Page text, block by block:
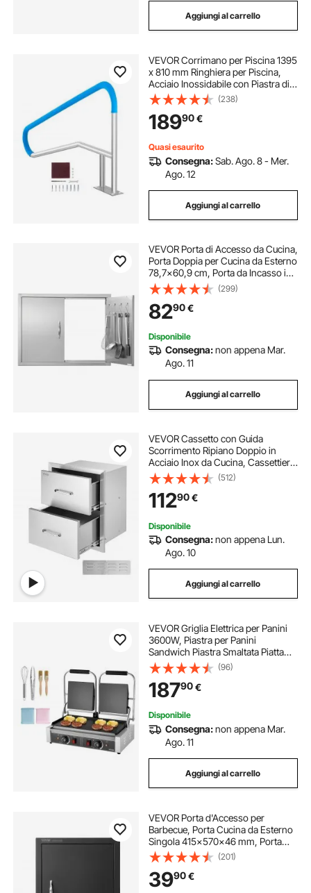
Aggiungi al carrello
VEVOR Corrimano per Piscina 1395
x 810 mm Ringhiera per Piscina,
Acciaio Inossidabile con Piastra di
Base per Piscine Interne Esterne,
Ringhiera di Sicurezza per Piscina
per Ponti, Copertura Maniglia
(238)
18990€
Quasi esaurito
Consegna:Sab. Ago. 8 - Mer.
Ago. 12
Aggiungi al carrello
VEVOR Porta di Accesso da Cucina,
Porta Doppia per Cucina da Esterno
78,7x60,9 cm, Porta da Incasso in
Acciaio Inox con Maniglie e Ganci,
per Isola BBQ, Stazione per Grigliate
(299)
8290€
Disponibile
Consegna:non appena Mar.
Ago. 11
Aggiungi al carrello
VEVOR Cassetto con Guida
Scorrimento Ripiano Doppio in
Acciaio Inox da Cucina, Cassettiera
per Isola di Cucina BBQ Cucina
Esterna Cassetto Doppio con Guide
Scorrimento in Acciaio Inox Altezza
52,4cm
(512)
11290€
Disponibile
Consegna:non appena Lun.
Ago. 10
Aggiungi al carrello
VEVOR Griglia Elettrica per Panini
3600W, Piastra per Panini
Sandwich Piastra Smaltata Piatta
48x23cm, Piastra Doppia in Acciaio
Inox, Maniglia, Controllo della
Temperatura, per Hamburger,
Bistecche
(96)
18790€
Disponibile
Consegna:non appena Mar.
Ago. 11
Aggiungi al carrello
VEVOR Porta d'Accesso per
Barbecue, Porta Cucina da Esterno
Singola 415x570x46 mm, Porta
Piastra Fredda Reversibile da
Incasso, con Maniglia, per Isola
Barbecue, Armadio da Esterno,
Giardino, Nero
(201)
3990€